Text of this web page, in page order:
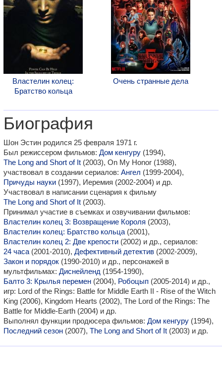
Властелин колец:
Братство кольца
Очень странные дела
Биография
Шон Эстин родился 25 февраля 1971 г.
Был режиссером фильмов: Дом кенгуру (1994),
The Long and Short of It (2003), On My Honor (1988),
участвовал в создании сериалов: Ангел (1999-2004),
Причуды науки (1997), Иеремия (2002-2004) и др.
Участвовал в написании сценария к фильму
The Long and Short of It (2003).
Принимал участие в съемках и озвучивании фильмов:
Властелин колец 3: Возвращение Короля (2003),
Властелин колец: Братство кольца (2001),
Властелин колец 2: Две крепости (2002) и др., сериалов:
24 часа (2001-2010), Дефективный детектив (2002-2009),
Закон и порядок (1990-2010) и др., персонажей в
мультфильмах: Диснейленд (1954-1990),
Балто 3: Крылья перемен (2004), Робоцып (2005-2014) и др.,
игр: Lord of the Rings: Battle for Middle Earth II - Rise of the Witch
King (2006), Kingdom Hearts (2002), The Lord of the Rings: The
Battle for Middle-Earth (2004) и др.
Выполнял функции продюсера фильмов: Дом кенгуру (1994),
Последний сезон (2007), The Long and Short of It (2003) и др.